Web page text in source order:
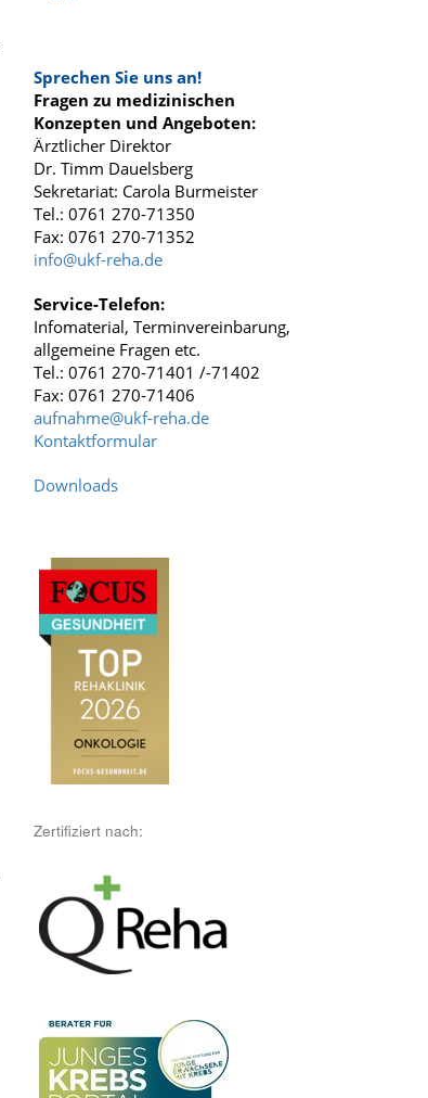
Sprechen Sie uns an!
Fragen zu medizinischen
Konzepten und Angeboten:
Ärztlicher Direktor
Dr. Timm Dauelsberg
Sekretariat: Carola Burmeister
Tel.: 0761 270-71350
Fax: 0761 270-71352
info@ukf-reha.de
Service-Telefon:
Infomaterial, Terminvereinbarung,
allgemeine Fragen etc.
Tel.: 0761 270-71401 /-71402
Fax: 0761 270-71406
aufnahme@ukf-reha.de
Kontaktformular
Downloads
Zertifiziert nach: